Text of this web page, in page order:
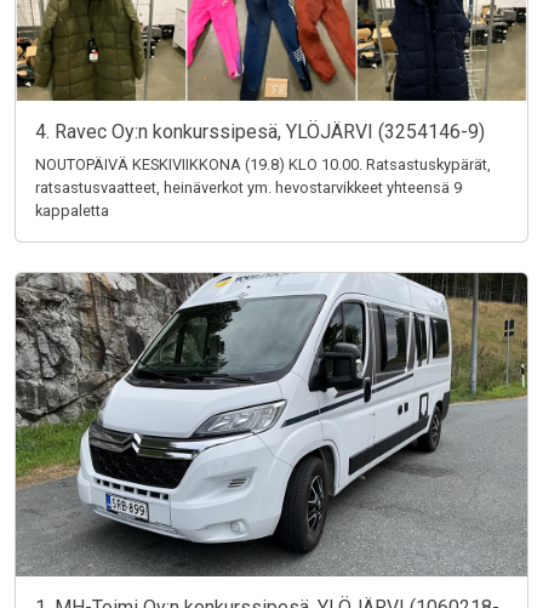
4. Ravec Oy:n konkurssipesä, YLÖJÄRVI (3254146-9)
NOUTOPÄIVÄ KESKIVIIKKONA (19.8) KLO 10.00. Ratsastuskypärät,
ratsastusvaatteet, heinäverkot ym. hevostarvikkeet yhteensä 9
kappaletta